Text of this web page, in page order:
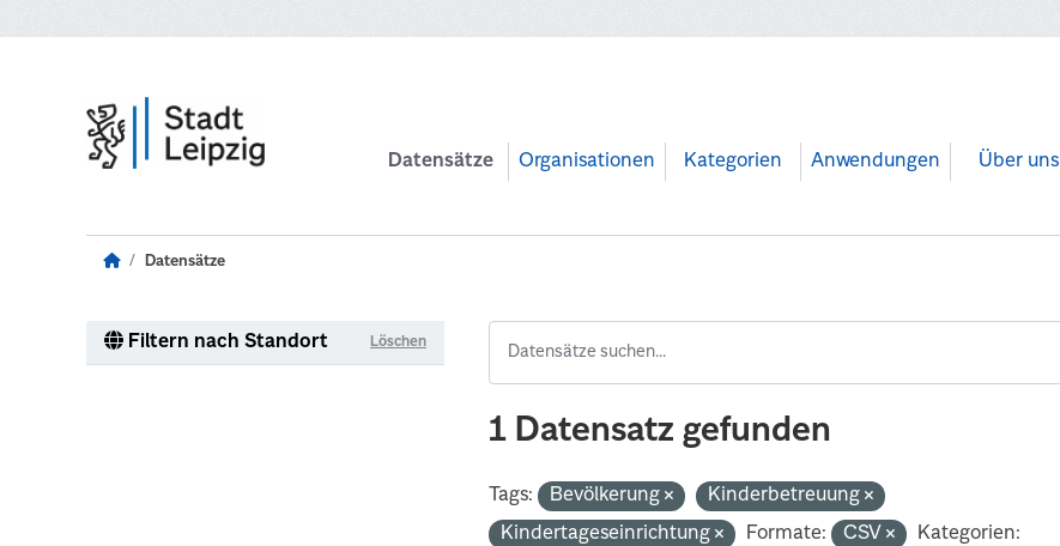
Datensätze Organisationen Kategorien Anwendungen Über uns
Datensätze
Filtern nach Standort Löschen
1 Datensatz gefunden
Tags: Bevölkerung
Kinderbetreuung
Kindertageseinrichtung
Formate: CSV
Kategorien: